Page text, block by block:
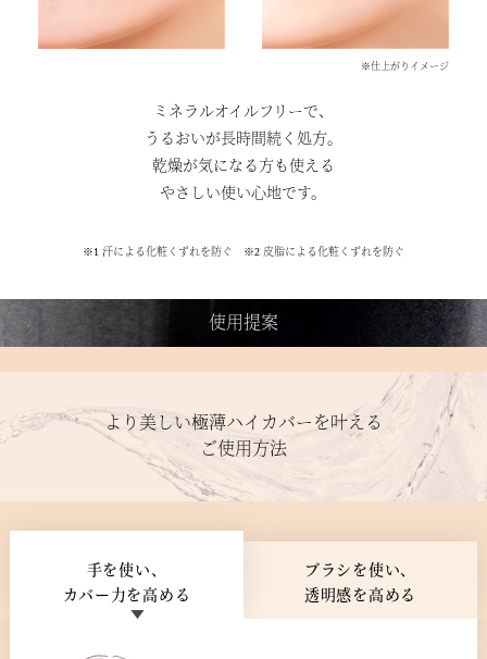
※仕上がりイメージ
ミネラルオイルフリーで、
うるおいが長時間続く処方。
乾燥が気になる方も使える
やさしい使い心地です。
※1 汗による化粧くずれを防ぐ ※2 皮脂による化粧くずれを防ぐ
使用提案
より美しい極薄ハイカバーを叶える
ご使用方法
手を使い、
カバー力を高める
ブラシを使い、
透明感を高める